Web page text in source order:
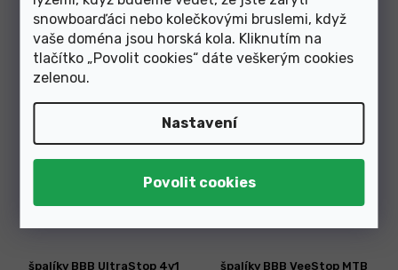
snowboarďáci nebo kolečkovými bruslemi, když
vaše doména jsou horská kola. Kliknutím na
tlačítko „Povolit cookies“ dáte veškerým cookies
zelenou.
Nastavení
Skladem v e-shopu Skladem v e-shopu
špalíky BBB UltraStop 4v1
špalíky BBB VeeStop MTB